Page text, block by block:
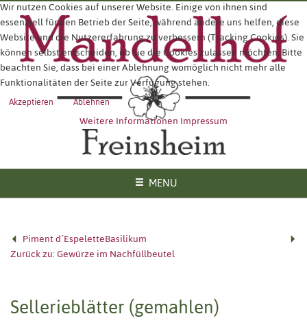
MENU
Piment d´EspeletteBasilikum
Zurück zu: Gewürze im Nachfüllbeutel
Sellerieblätter (gemahlen)
Wir nutzen Cookies auf unserer Website. Einige von ihnen sind
essenziell für den Betrieb der Seite, während andere uns helfen, diese
Website und die Nutzererfahrung zu verbessern (Tracking Cookies). Sie
können selbst entscheiden, ob Sie die Cookies zulassen möchten. Bitte
beachten Sie, dass bei einer Ablehnung womöglich nicht mehr alle
Funktionalitäten der Seite zur Verfügung stehen.
Akzeptieren Ablehnen
Weitere InformationenImpressum